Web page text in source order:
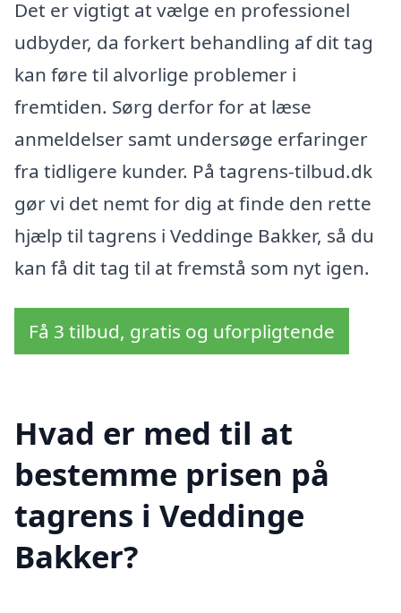
Det er vigtigt at vælge en professionel
udbyder, da forkert behandling af dit tag
kan føre til alvorlige problemer i
fremtiden. Sørg derfor for at læse
anmeldelser samt undersøge erfaringer
fra tidligere kunder. På tagrens-tilbud.dk
gør vi det nemt for dig at finde den rette
hjælp til tagrens i Veddinge Bakker, så du
kan få dit tag til at fremstå som nyt igen.
Få 3 tilbud, gratis og uforpligtende
Hvad er med til at
bestemme prisen på
tagrens i Veddinge
Bakker?